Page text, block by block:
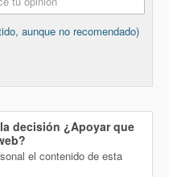
aunque no recomendado)
decisión ¿Apoyar que
el contenido de esta